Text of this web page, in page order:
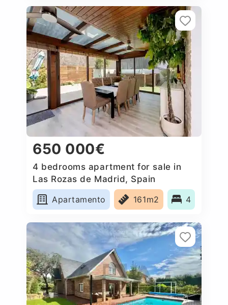
650 000€
4 bedrooms apartment for sale in
Las Rozas de Madrid, Spain
Apartamento
161m2 4